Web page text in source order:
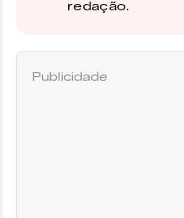
redação.
Publicidade